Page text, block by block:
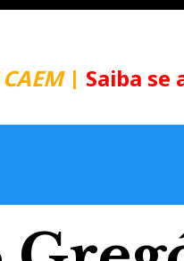
| Saiba se